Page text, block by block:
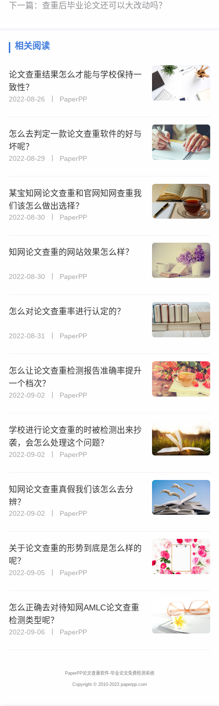
下一篇： 查重后毕业论文还可以大改动吗？
相关阅读
论文查重结果怎么才能与学校保持一
致性？
2022-08-26 丨 PaperPP
怎么去判定一款论文查重软件的好与
坏呢？
2022-08-29 丨 PaperPP
某宝知网论文查重和官网知网查重我
们该怎么做出选择？
2022-08-30 丨 PaperPP
知网论文查重的网站效果怎么样？
2022-08-30 丨 PaperPP
怎么对论文查重率进行认定的？
2022-08-31 丨 PaperPP
怎么让论文查重检测报告准确率提升
一个档次？
2022-09-02 丨 PaperPP
学校进行论文查重的时被检测出来抄
袭，会怎么处理这个问题？
2022-09-02 丨 PaperPP
知网论文查重真假我们该怎么去分
辨？
2022-09-02 丨 PaperPP
关于论文查重的形势到底是怎么样的
呢？
2022-09-05 丨 PaperPP
怎么正确去对待知网AMLC论文查重
检测类型呢？
2022-09-06 丨 PaperPP
PaperPP论文查重软件-毕业论文免费检测系统
Copyright © 2010-2023 paperpp.com